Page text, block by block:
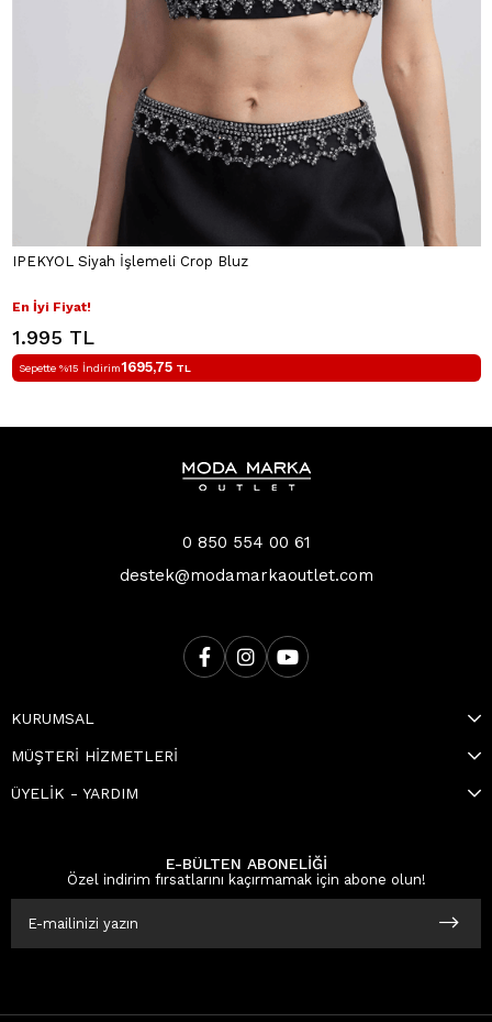
IPEKYOL Siyah İşlemeli Crop Bluz
En İyi Fiyat!
1.995 TL
Sepette %15 İndirim1695,75 TL
0 850 554 00 61
destek@modamarkaoutlet.com
KURUMSAL
MÜŞTERİ HİZMETLERİ
ÜYELİK - YARDIM
E-BÜLTEN ABONELİĞİ
Özel indirim fırsatlarını kaçırmamak için abone olun!